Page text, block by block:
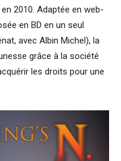
en 2010. Adaptée en web-
en BD en un seul
avec Albin Michel), la
grâce à la société
les droits pour une